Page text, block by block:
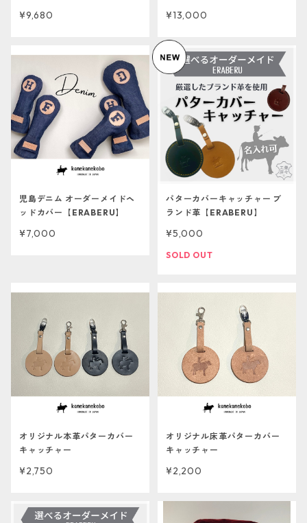
¥9,680 ¥13,000
児島デニム オーダーメイドヘ
ッドカバー【ERABERU】
¥7,000
パターカバーキャッチャー ブ
ランド革【ERABERU】
¥5,000
SOLD OUT
オリジナル本革パターカバー
キャッチャー
¥2,750
オリジナル床革パターカバー
キャッチャー
¥2,200